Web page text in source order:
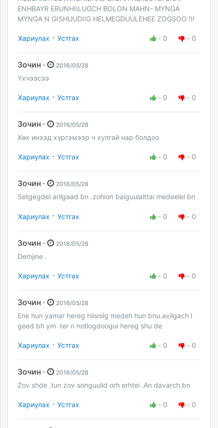
ENHBAYR ERUNHIILUGCH BOLON MAHN- MYNGA
MYNGA N GISHUUDIIG HELMEGDUULEHEE ZOGSOO !!!
Хариулах · Устгах - 0 - 0
Зочин · 2016/05/28
Үхчээсээ
Хариулах · Устгах - 0 - 0
Зочин · 2016/05/28
Хөх инээд хүргэмээр ч хулгай нар болдоо
Хариулах · Устгах - 0 - 0
Зочин · 2016/05/28
Setgegdel arilgaad bn .zohion baiguulalttai medeelel bn .
Хариулах · Устгах - 0 - 0
Зочин · 2016/05/28
Demjine .
Хариулах · Устгах - 0 - 0
Зочин · 2016/05/28
Ene hun yamar hereg hiisniig medeh hun bnu.avilgach l
geed bh ym .ter n notlogdoogui hereg shu de
Хариулах · Устгах - 0 - 0
Зочин · 2016/05/28
Zov shde .tun zov songuulid orh erhtei .An davarch bn
Хариулах · Устгах - 0 - 0